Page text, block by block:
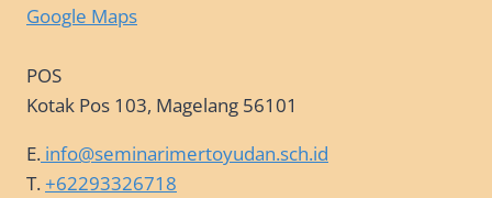
Google Maps
POS
Kotak Pos 103, Magelang 56101
E. info@seminarimertoyudan.sch.id
T.+62293326718